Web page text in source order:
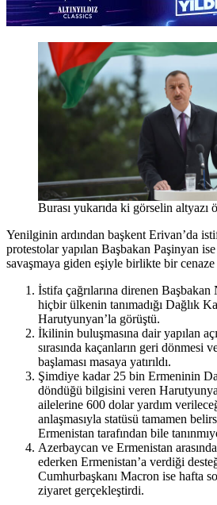
Burası yukarıda ki görselin altyazı
Yenilginin ardından başkent Erivan’da
protestolar yapılan Başbakan Paşinyan
savaşmaya giden eşiyle birlikte bir
İstifa çağrılarına direnen
hiçbir ülkenin tanımadığı Dağlık
Harutyunyan’la görüştü.
İkilinin buluşmasına dair yapılan
sırasında kaçanların geri dönmesi
başlaması masaya yatırıldı.
Şimdiye kadar 25 bin Ermeninin
döndüğü bilgisini veren
ailelerine 600 dolar yardım
anlaşmasıyla statüsü tamamen
Ermenistan tarafından bile
Azerbaycan ve Ermenistan
ederken Ermenistan’a verdiği
Cumhurbaşkanı Macron ise hafta
ziyaret gerçekleştirdi.